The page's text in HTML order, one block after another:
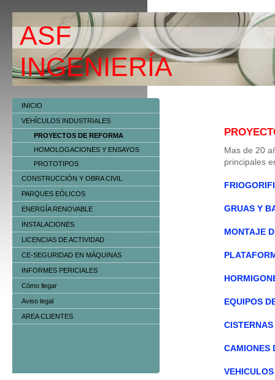
ASF
Mas de 20
principales
GRUAS Y
MONTAJE
EQUIPOS
CISTERNAS
CAMIONES
INICIO
VEHÍCULOS INDUSTRIALES
PROYECTOS DE REFORMA
HOMOLOGACIONES Y ENSAYOS
PROTOTIPOS
CONSTRUCCIÓN Y OBRA CIVIL
PARQUES EÓLICOS
ENERGÍA RENOVABLE
INSTALACIONES
LICENCIAS DE ACTIVIDAD
CE-SEGURIDAD EN MÁQUINAS
INFORMES PERICIALES
Cómo llegar
Aviso legal
AREA CLIENTES